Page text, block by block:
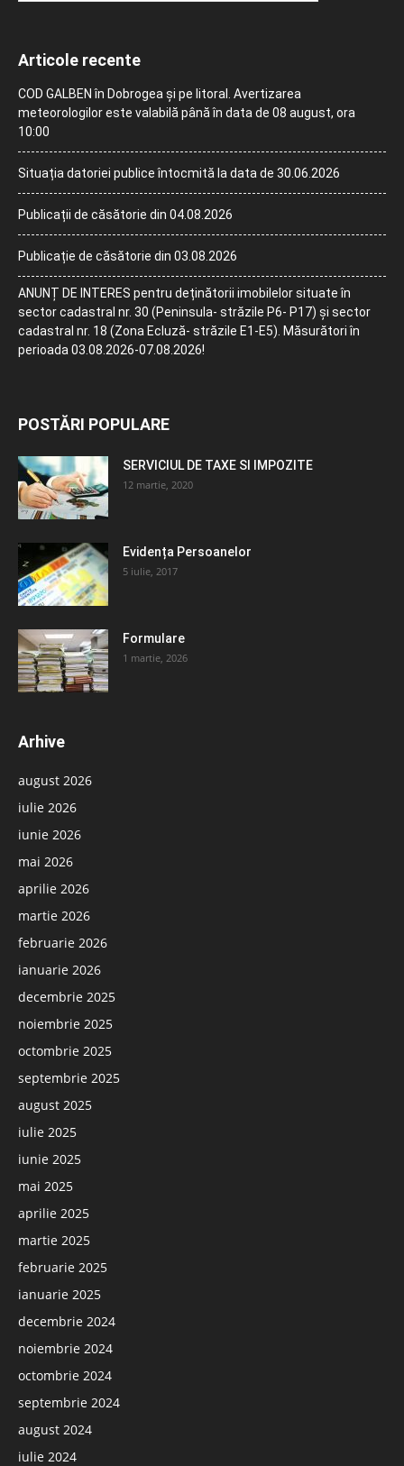
Articole recente
COD GALBEN în Dobrogea și pe litoral. Avertizarea
meteorologilor este valabilă până în data de 08 august, ora
10:00
Situația datoriei publice întocmită la data de 30.06.2026
Publicații de căsătorie din 04.08.2026
Publicație de căsătorie din 03.08.2026
ANUNȚ DE INTERES pentru deținătorii imobilelor situate în
sector cadastral nr. 30 (Peninsula- străzile P6- P17) și sector
cadastral nr. 18 (Zona Ecluză- străzile E1-E5). Măsurători în
perioada 03.08.2026-07.08.2026!
POSTĂRI POPULARE
SERVICIUL DE TAXE SI IMPOZITE
12 martie, 2020
Evidența Persoanelor
5 iulie, 2017
Formulare
1 martie, 2026
Arhive
august 2026
iulie 2026
iunie 2026
mai 2026
aprilie 2026
martie 2026
februarie 2026
ianuarie 2026
decembrie 2025
noiembrie 2025
octombrie 2025
septembrie 2025
august 2025
iulie 2025
iunie 2025
mai 2025
aprilie 2025
martie 2025
februarie 2025
ianuarie 2025
decembrie 2024
noiembrie 2024
octombrie 2024
septembrie 2024
august 2024
iulie 2024